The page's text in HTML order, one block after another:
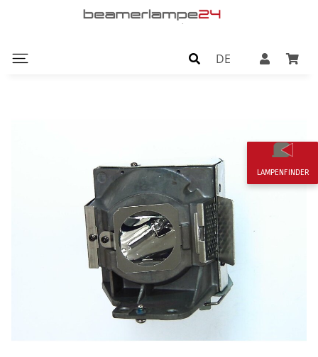
DE
LAMPENFINDER